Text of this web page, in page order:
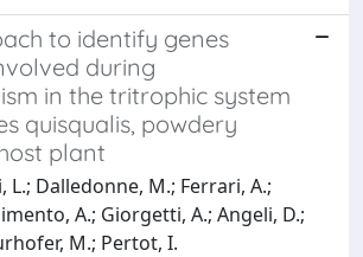
to identify genes
during
in the tritrophic system
quisqualis, powdery
plant
L.; Dalledonne, M.; Ferrari, A.;
A.; Giorgetti, A.; Angeli, D.;
M.; Pertot, I.